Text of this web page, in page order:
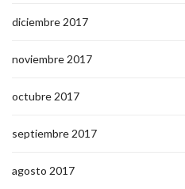
diciembre 2017
noviembre 2017
octubre 2017
septiembre 2017
agosto 2017